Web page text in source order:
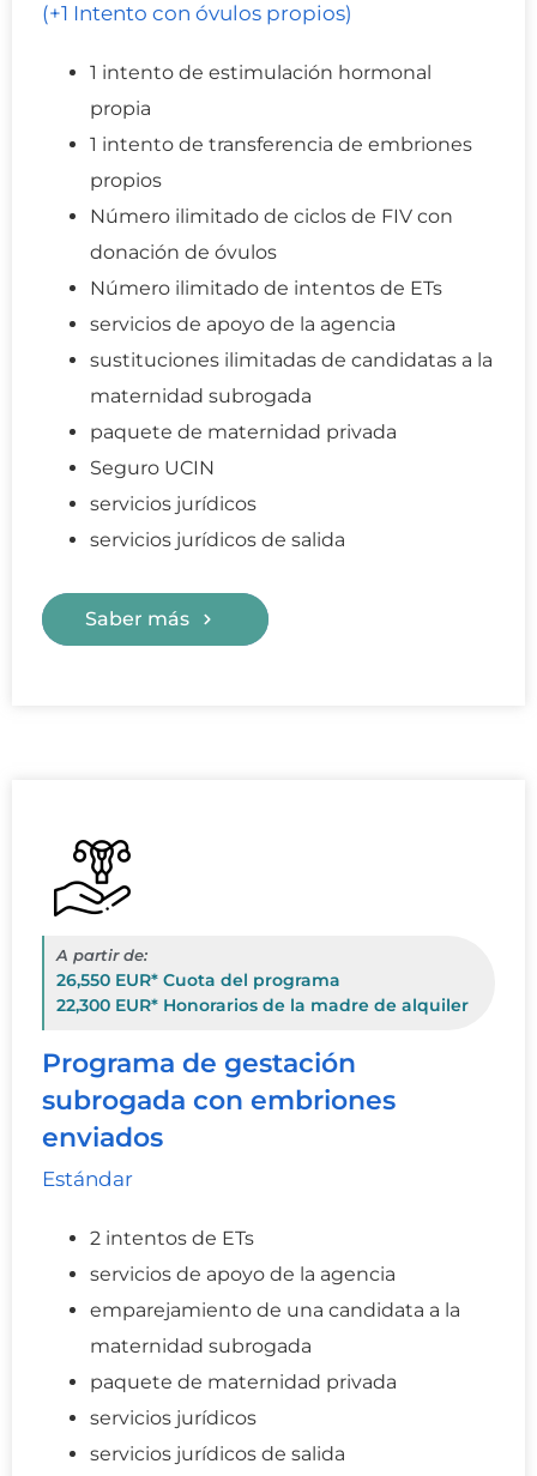
(+1 Intento con óvulos propios)
1 intento de estimulación hormonal
propia
1 intento de transferencia de embriones
propios
Número ilimitado de ciclos de FIV con
donación de óvulos
Número ilimitado de intentos de ETs
servicios de apoyo de la agencia
sustituciones ilimitadas de candidatas a la
maternidad subrogada
paquete de maternidad privada
Seguro UCIN
servicios jurídicos
servicios jurídicos de salida
Saber más
A partir de:
26,550 EUR* Cuota del programa
22,300 EUR* Honorarios de la madre de alquiler
Programa de gestación
subrogada con embriones
enviados
Estándar
2 intentos de ETs
servicios de apoyo de la agencia
emparejamiento de una candidata a la
maternidad subrogada
paquete de maternidad privada
servicios jurídicos
servicios jurídicos de salida